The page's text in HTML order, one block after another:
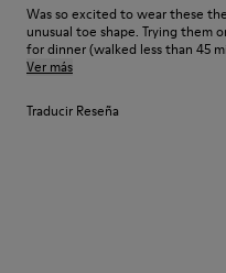
Was so excited to wear these
unusual toe shape. Trying
for dinner (walked less than 45
Ver más
Traducir Reseña